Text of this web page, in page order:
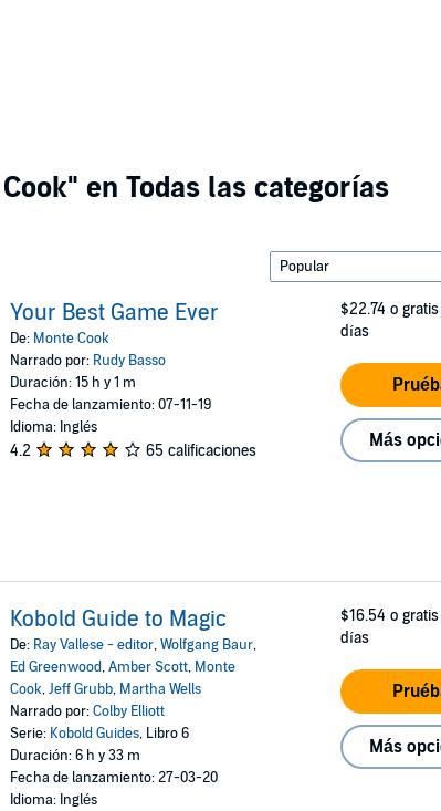
en Todas las categorías
Your Best Game Ever
De: Monte Cook
Narrado por: Rudy Basso
Duración: 15 h y 1 m
Fecha de lanzamiento: 07-11-19
Idioma: Inglés
4.2 65 calificaciones
$22.74 o
días
Más
Kobold Guide to Magic
De: Ray Vallese - editor,Wolfgang Baur,
Ed Greenwood,Amber Scott, Monte
Cook,Jeff Grubb, Martha Wells
Narrado por:Colby Elliott
Serie: Kobold Guides, Libro 6
Duración: 6 h y 33 m
Fecha de lanzamiento: 27-03-20
Idioma: Inglés
$16.54 o
días
Más